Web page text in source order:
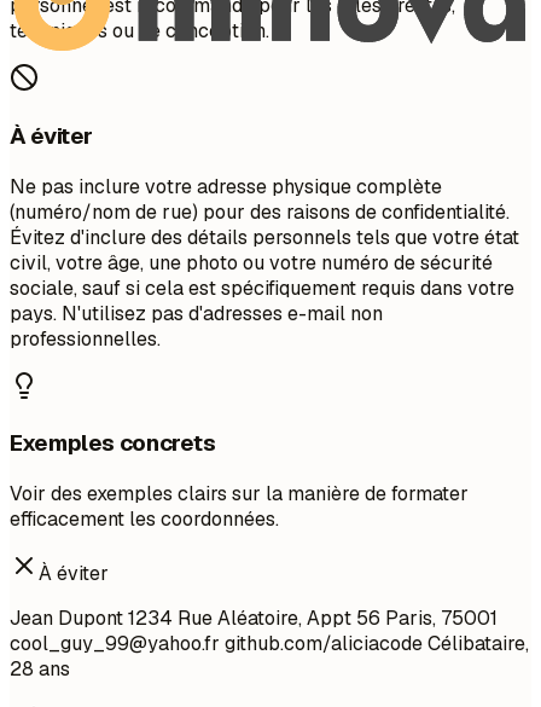
personnel est recommandé pour les rôles créatifs,
techniques ou de conception.
À éviter
Ne pas inclure votre adresse physique complète
(numéro/nom de rue) pour des raisons de confidentialité.
Évitez d'inclure des détails personnels tels que votre état
civil, votre âge, une photo ou votre numéro de sécurité
sociale, sauf si cela est spécifiquement requis dans votre
pays. N'utilisez pas d'adresses e-mail non
professionnelles.
Exemples concrets
Voir des exemples clairs sur la manière de formater
efficacement les coordonnées.
À éviter
Jean Dupont 1234 Rue Aléatoire, Appt 56 Paris, 75001
cool_guy_99@yahoo.fr github.com/aliciacode Célibataire,
28 ans